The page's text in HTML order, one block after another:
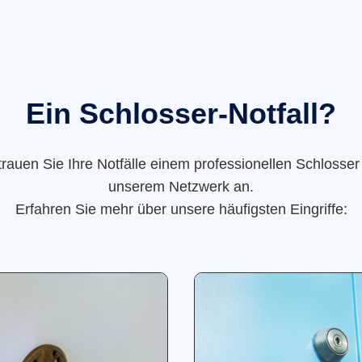
Ein Schlosser-Notfall?
Sie Ihre Notfälle einem professionellen
unserem Netzwerk an.
Erfahren Sie mehr über unsere häufigsten Eingriffe: